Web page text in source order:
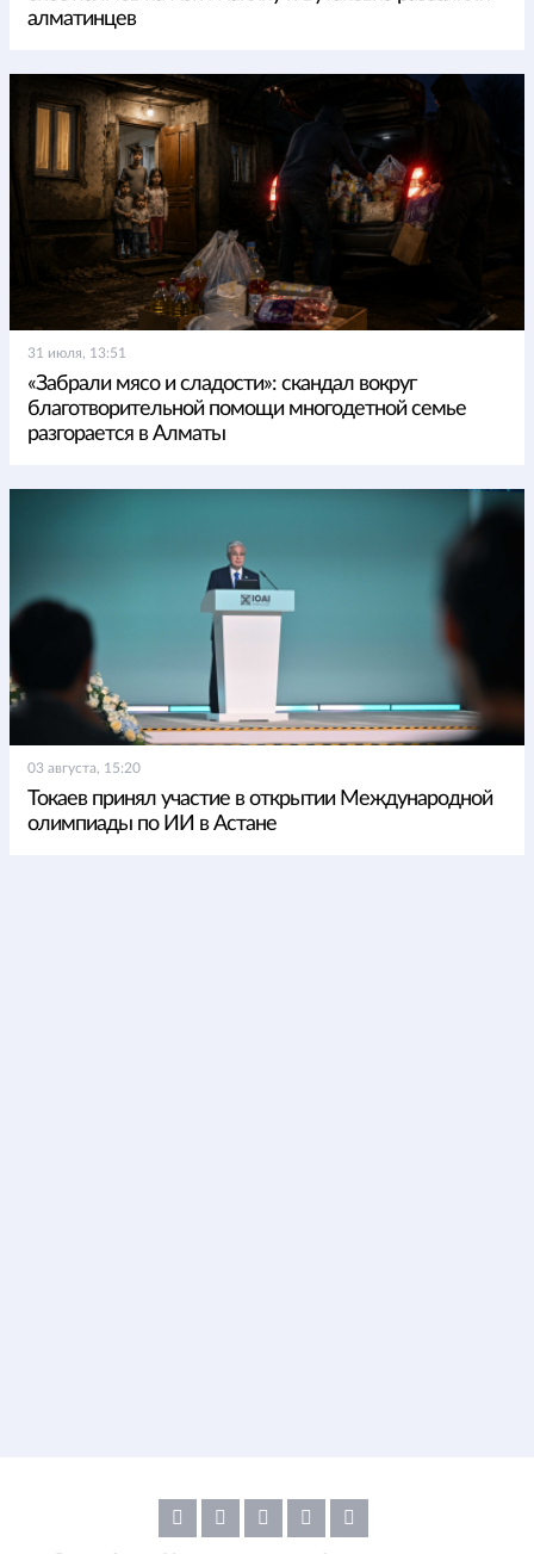
алматинцев
31 июля, 13:51
«Забрали мясо и сладости»: скандал вокруг
благотворительной помощи многодетной семье
разгорается в Алматы
03 августа, 15:20
Токаев принял участие в открытии Международной
олимпиады по ИИ в Астане